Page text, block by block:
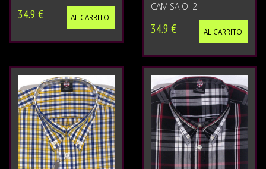
34.9 € AL CARRITO!
CAMISA OI 2
34.9 € AL CARRITO!